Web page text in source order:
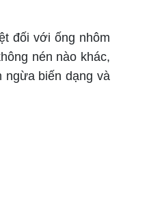
đối với ống nhôm
nén nào khác,
ngừa biến dạng và